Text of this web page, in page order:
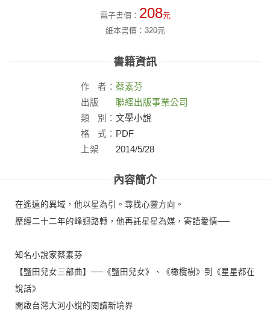
電子書價： 208元
紙本書價：320元
書籍資訊
作 者： 蔡素芬
出版
社：
聯經出版事業公司
類
別： 文學小說
格
式： PDF
上架
2014/5/28
內容簡介
在遙遠的異域，他以星為引。尋找心靈方向。
歷經二十二年的峰迴路轉，他再託星星為媒，寄語愛情──
知名小說家蔡素芬
【鹽田兒女三部曲】──《鹽田兒女》、《橄欖樹》到《星星都在
說話》
開啟台灣大河小說的閱讀新境界